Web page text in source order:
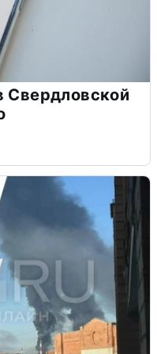
Свердловской